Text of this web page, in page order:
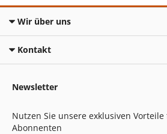
Wir über uns
Kontakt
Newsletter
Nutzen Sie unsere exklusiven
Abonnenten